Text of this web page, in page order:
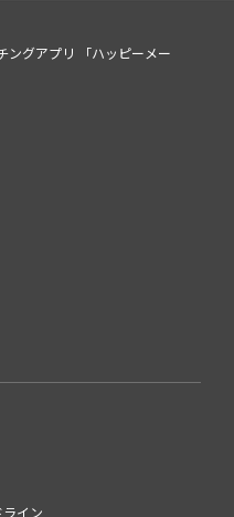
ングアプリ 「ハッピーメー
イン